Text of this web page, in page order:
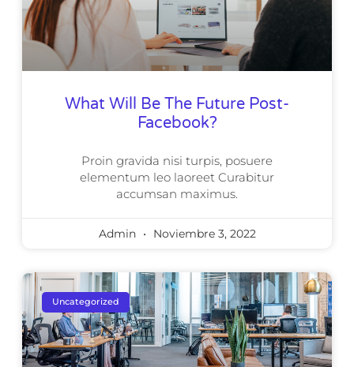
What Will Be The Future Post-
Facebook?
Proin gravida nisi turpis, posuere
elementum leo laoreet Curabitur
accumsan maximus.
Admin Noviembre 3, 2022
Uncategorized